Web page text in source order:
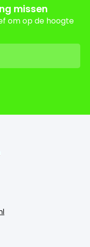
missen
om op de hoogte